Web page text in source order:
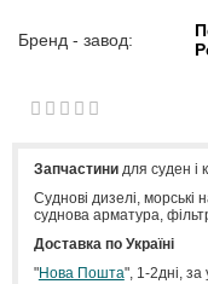
Бренд - завод:
Запчастинидля суден і
Cуднові дизелі,
суднова арматура,
Доставка по Україні
"Нова Пошта", 1-2дні, за